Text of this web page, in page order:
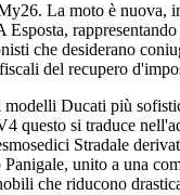
La moto è nuova,
Esposta,
che desiderano
del recupero
Ducati più
questo si traduce
Stradale
unito a una
che riducono